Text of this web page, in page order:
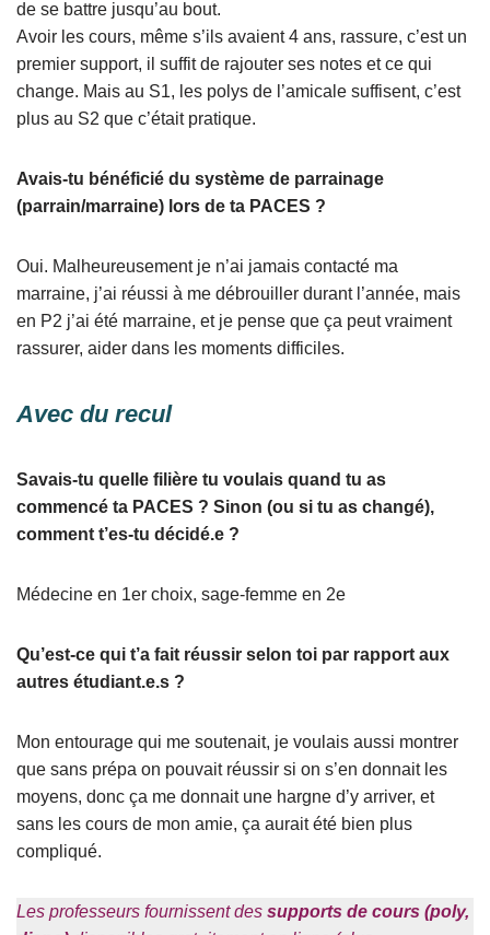
de se battre jusqu’au bout.
Avoir les cours, même s’ils avaient 4 ans, rassure, c’est un
premier support, il suffit de rajouter ses notes et ce qui
change. Mais au S1, les polys de l’amicale suffisent, c’est
plus au S2 que c’était pratique.
Avais-tu bénéficié du système de parrainage
(parrain/marraine) lors de ta PACES ?
Oui. Malheureusement je n’ai jamais contacté ma
marraine, j’ai réussi à me débrouiller durant l’année, mais
en P2 j’ai été marraine, et je pense que ça peut vraiment
rassurer, aider dans les moments difficiles.
Avec du recul
Savais-tu quelle filière tu voulais quand tu as
commencé ta PACES ? Sinon (ou si tu as changé),
comment t’es-tu décidé.e ?
Médecine en 1er choix, sage-femme en 2e
Qu’est-ce qui t’a fait réussir selon toi par rapport aux
autres étudiant.e.s ?
Mon entourage qui me soutenait, je voulais aussi montrer
que sans prépa on pouvait réussir si on s’en donnait les
moyens, donc ça me donnait une hargne d’y arriver, et
sans les cours de mon amie, ça aurait été bien plus
compliqué.
Les professeurs fournissent des supports de cours (poly,